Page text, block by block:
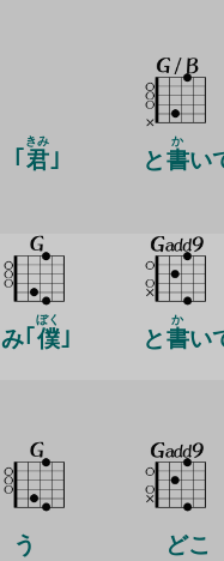
｢ 君
きみ
｣ と書
か
い
み｢ 僕
ぼく
｣ と書
か
い
う どこ